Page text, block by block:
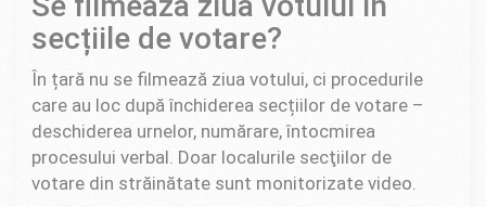
secțiile de votare?
În țară nu se filmează ziua votului, ci procedurile
care au loc după închiderea secțiilor de votare –
deschiderea urnelor, numărare, întocmirea
procesului verbal. Doar localurile secţiilor de
votare din străinătate sunt monitorizate video.